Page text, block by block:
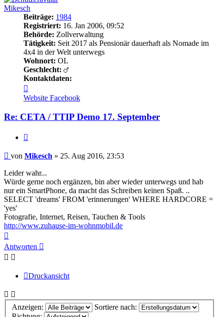
Mikesch
Beiträge: 1984
Registriert: 16. Jan 2006, 09:52
Behörde: Zollverwaltung
Tätigkeit: Seit 2017 als Pensionär dauerhaft als Nomade im
4x4 in der Welt unterwegs
Wohnort: OL
Geschlecht:
Kontaktdaten:
von
Mikesch
Website Facebook
Re: CETA / TTIP Demo 17. September
Beitrag
von Mikesch » 25. Aug 2016, 23:53
Leider wahr...
Würde gerne noch ergänzen, bin aber wieder unterwegs und hab
nur ein SmartPhone, da macht das Schreiben keinen Spaß. ..
SELECT 'dreams' FROM 'erinnerungen' WHERE HARDCORE =
'yes'
Fotografie, Internet, Reisen, Tauchen & Tools
http://www.zuhause-im-wohnmobil.de
oben
Antworten
Druckansicht
Anzeigen:
Sortiere nach: